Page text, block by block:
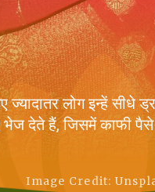
ज्यादातर लोग इन्हें सीधे
भेज देते हैं, जिसमें काफी पैसे
Image Credit: